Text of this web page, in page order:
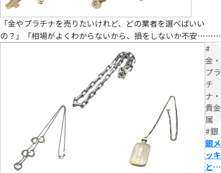
解説
るコ
ツ・業
者選
び・注
意点
「金やプラチナを売りたいけれど、どの業者を選べばいい
の？」「相場がよくわからないから、損をしないか不安……」
イミング次第で、査定額が数万円以上変わることもあります。
悪質業者によるトラブルも報告されており、正しい知識を持た
ずに売却すると後悔につながる可能性があります。 本記事で
は、貴金属買取で失敗しないための業者選びのコツから、相場
#
金・
プラ
チ
ナ・
貴金
属
#銀
銀メ
ッキ
と本